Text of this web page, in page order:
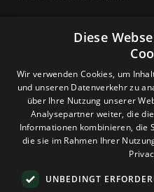
HOSTING
DOMAINS & E-MAIL
TOOLS & SICHERHEIT
UNTERNEHMEN
Diese
Wir verwenden Cookies, um
und unseren Datenverkehr zu
über Ihre Nutzung unserer
Analysepartner weiter, die
Informationen kombinieren, die
die sie im Rahmen Ihrer
UNBEDINGT